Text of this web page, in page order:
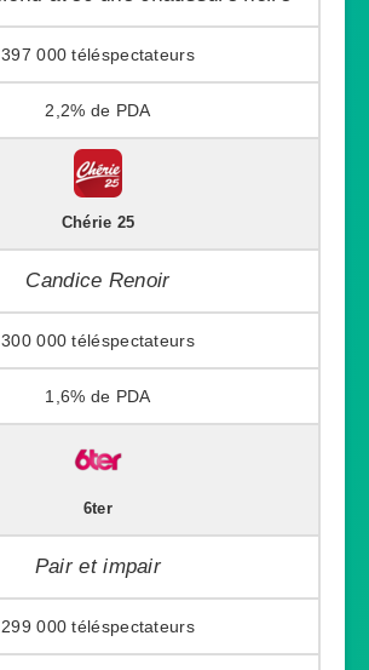
397 000
2,2%
Chérie 25
Candice Renoir
300 000
1,6%
6ter
Pair et impair
299 000